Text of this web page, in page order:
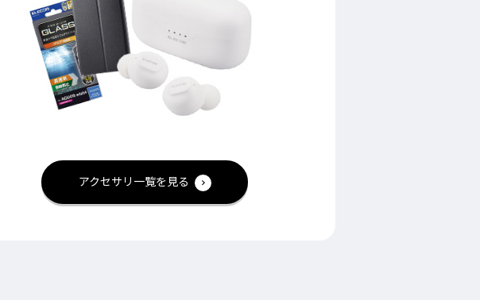
アクセサリ一覧を見る